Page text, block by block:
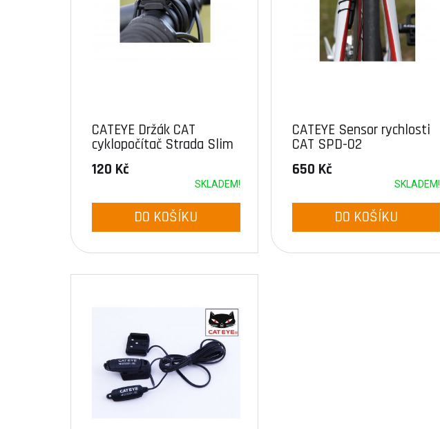
CATEYE Držák CAT
cyklopočítač Strada Slim
120 Kč
SKLADEM!
DO KOŠÍKU
CATEYE Sensor rychlosti
CAT SPD-02
650 Kč
SKLADEM!
DO KOŠÍKU